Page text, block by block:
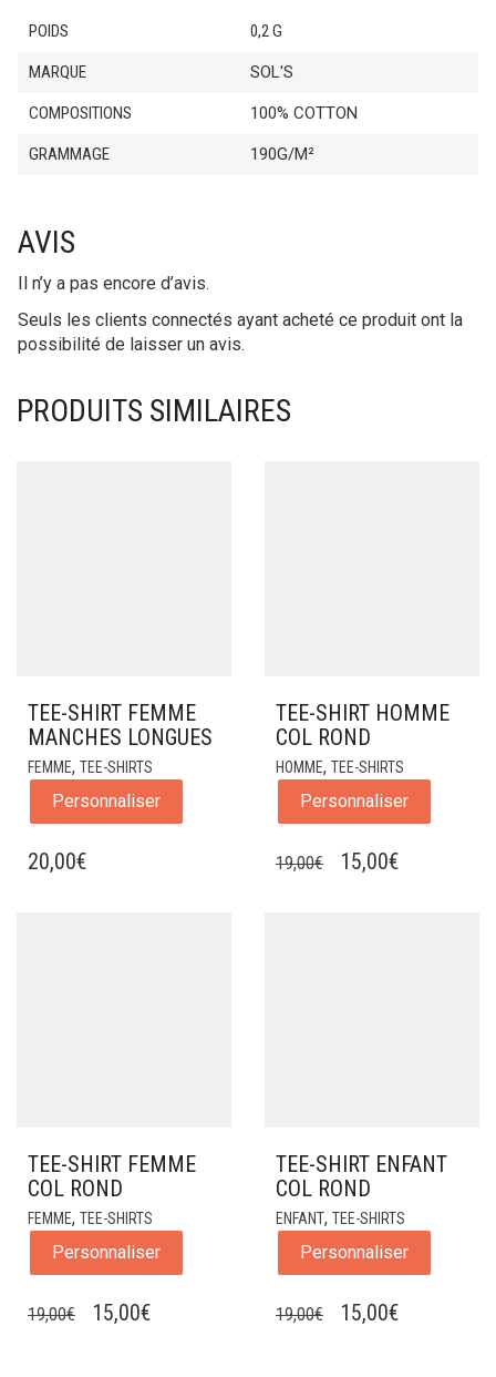
POIDS 0,2 G
MARQUE SOL'S
COMPOSITIONS 100% COTTON
GRAMMAGE 190G/M²
AVIS
Il n’y a pas encore d’avis.
Seuls les clients connectés ayant acheté ce produit ont la
possibilité de laisser un avis.
PRODUITS SIMILAIRES
TEE-SHIRT FEMME
MANCHES LONGUES
FEMME, TEE-SHIRTS
Personnaliser
20,00€
TEE-SHIRT HOMME
COL ROND
HOMME, TEE-SHIRTS
Personnaliser
19,00€
LE
15,00€LE
TEE-SHIRT FEMME
COL ROND
FEMME, TEE-SHIRTS
Personnaliser
19,00€
LE
15,00€LE
TEE-SHIRT ENFANT
COL ROND
ENFANT, TEE-SHIRTS
Personnaliser
19,00€
LE
15,00€LE